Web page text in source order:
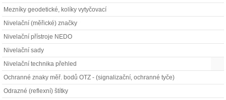
Mezníky geodetické, kolíky vytyčovací
Nivelační (měřické) značky
Nivelační přístroje NEDO
Nivelační sady
Nivelační technika přehled
Ochranné znaky měř. bodů OTZ - (signalizační, ochranné tyče)
Odrazné (reflexní) štítky